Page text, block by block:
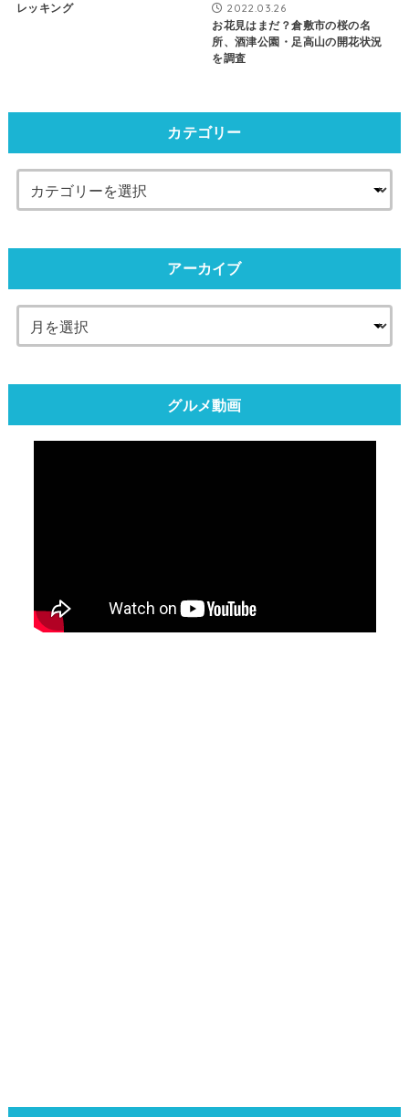
レッキング
2022.03.26
お花見はまだ？倉敷市の桜の名
所、酒津公園・足高山の開花状況
を調査
カテゴリー
アーカイブ
グルメ動画